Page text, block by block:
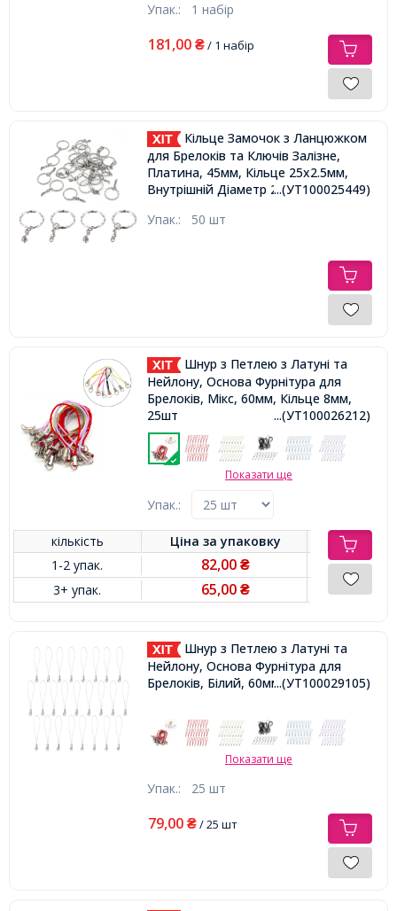
Упак.: 1 набір
181,00 ₴/ 1 набір
Кільце Замочок з Ланцюжком
для Брелоків та Ключів Залізне,
Платина, 45мм, Кільце 25x2.5мм,
Внутрішній Діаметр 21мм...(УТ100025449)
Упак.: 50 шт
Шнур з Петлею з Латуні та
Нейлону, Основа Фурнітура для
Брелоків, Мікс, 60мм, Кільце 8мм,
25шт
...(УТ100026212)
Показати ще
Упак.:
кількість Ціна заупаковку
1-2 упак.
82,00₴
3+ упак. 65,00₴
Шнур з Петлею з Латуні та
Нейлону, Основа Фурнітура для
Брелоків, Білий, 60мм, Кільце 8мм,
...(УТ100029105)
Показати ще
Упак.: 25 шт
79,00 ₴/ 25 шт